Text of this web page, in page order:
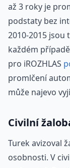
až 3 roky je
podstaty bez
2010-2015 jsou
každém
pro iROZHLAS
promlčení
může najevo
Civilní
Turek avizoval
osobnosti. V